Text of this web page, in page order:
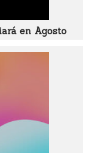
en Agosto